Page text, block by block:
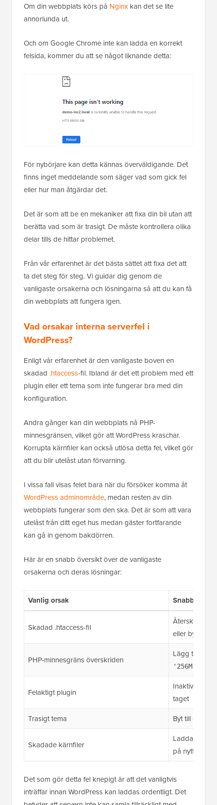
Om din webbplats körs på Nginx kan det se lite
annorlunda ut.
Och om Google Chrome inte kan ladda en korrekt
felsida, kommer du att se något liknande detta:
För nybörjare kan detta kännas överväldigande. Det
finns inget meddelande som säger vad som gick fel
eller hur man åtgärdar det.
Det är som att be en mekaniker att fixa din bil utan att
berätta vad som är trasigt. De måste kontrollera olika
delar tills de hittar problemet.
Från vår erfarenhet är det bästa sättet att fixa det att
ta det steg för steg. Vi guidar dig genom de
vanligaste orsakerna och lösningarna så att du kan få
din webbplats att fungera igen.
Vad orsakar interna serverfel i
WordPress?
Enligt vår erfarenhet är den vanligaste boven en
skadad .htaccess-fil. Ibland är det ett problem med ett
plugin eller ett tema som inte fungerar bra med din
konfiguration.
Andra gånger kan din webbplats nå PHP-
minnesgränsen, vilket gör att WordPress kraschar.
Korrupta kärnfiler kan också utlösa detta fel, vilket gör
att du blir utelåst utan förvarning.
I vissa fall visas felet bara när du försöker komma åt
WordPress adminområde, medan resten av din
webbplats fungerar som den ska. Det är som att vara
utelåst från ditt eget hus medan gäster fortfarande
kan gå in genom bakdörren.
Här är en snabb översikt över de vanligaste
orsakerna och deras lösningar:
Vanlig orsak Snabbfix
Skadad .htaccess-fil
Återskapa
eller byt
PHP-minnesgräns överskriden
Lägg till
'256M');
Felaktigt plugin
Inaktivera
taget
Trasigt tema
Byt till ett
Skadade kärnfiler
Ladda upp /
på nytt från
Det som gör detta fel knepigt är att det vanligtvis
inträffar innan WordPress kan laddas ordentligt. Det